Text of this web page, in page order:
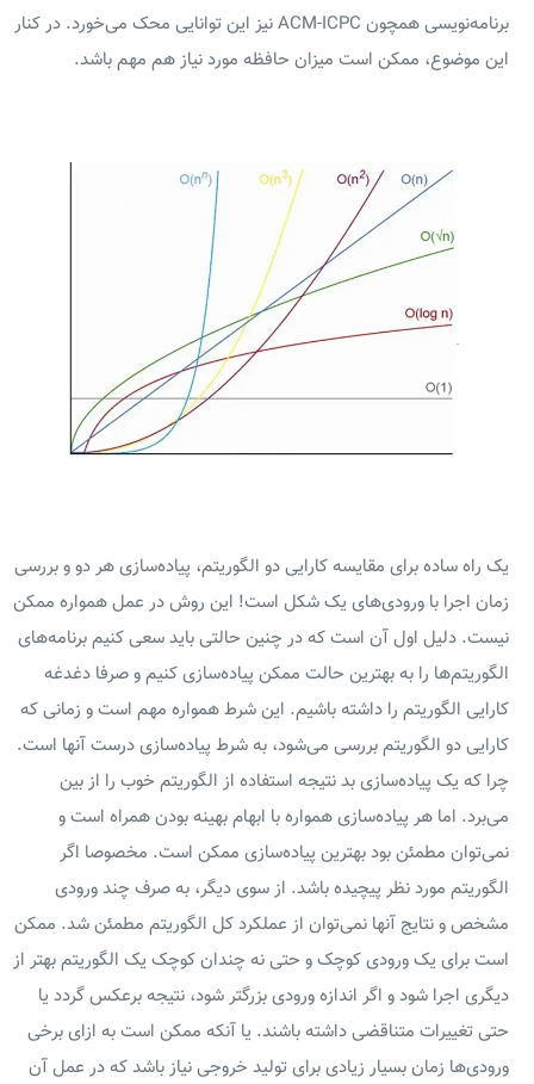
برنامه‌نویسی همچون ACM-ICPC نیز این توانایی محک می‌خورد. در کنار
این موضوع، ممکن است میزان حافظه مورد نیاز هم مهم باشد.
یک راه ساده برای مقایسه کارایی دو الگوریتم، پیاده‌سازی هر دو و بررسی
زمان اجرا با ورودی‌های یک شکل است! این روش در عمل همواره ممکن
نیست. دلیل اول آن است که در چنین حالتی باید سعی کنیم برنامه‌های
الگوریتم‌ها را به بهترین حالت ممکن پیاده‌سازی کنیم و صرفا دغدغه
کارایی الگوریتم را داشته باشیم. این شرط همواره مهم است و زمانی که
کارایی دو الگوریتم بررسی می‌شود، به شرط پیاده‌سازی درست آنها است.
چرا که یک پیاده‌سازی بد نتیجه استفاده از الگوریتم خوب را از بین
می‌برد. اما هر پیاده‌سازی همواره با ابهام بهینه بودن همراه است و
نمی‌توان مطمئن بود بهترین پیاده‌سازی ممکن است. مخصوصا اگر
الگوریتم مورد نظر پیچیده باشد. از سوی دیگر، به صرف چند ورودی
مشخص و نتایج آنها نمی‌توان از عملکرد کل الگوریتم مطمئن شد. ممکن
است برای یک ورودی کوچک و حتی نه چندان کوچک یک الگوریتم بهتر از
دیگری اجرا شود و اگر اندازه ورودی بزرگتر شود، نتیجه برعکس گردد یا
حتی تغییرات متناقضی داشته باشند. یا آنکه ممکن است به ازای برخی
ورودی‌ها زمان بسیار زیادی برای تولید خروجی نیاز باشد که در عمل آن